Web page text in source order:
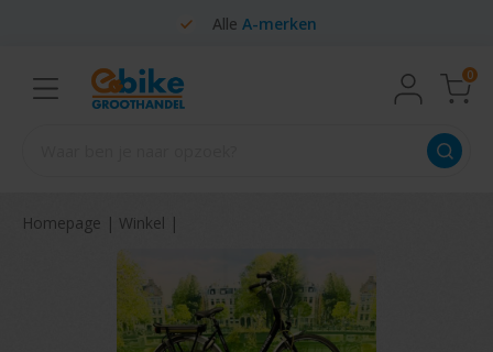
Alle A-merken
0
Homepage | Winkel |